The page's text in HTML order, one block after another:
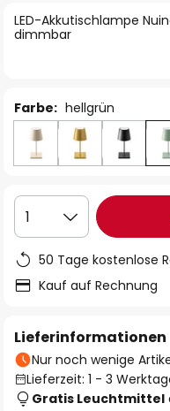
LED-Akkutischlampe
dimmbar
Farbe: hellgrün
1
50 Tage kostenlose
Kauf auf Rechnung
Lieferinformationen
Nur noch wenige
Lieferzeit: 1 - 3
Gratis Leuchtmittel